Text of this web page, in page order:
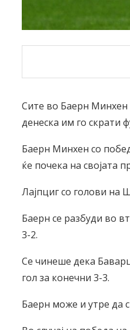
Сите во Баерн Минхен
денеска им го скрати
Баерн Минхен со
ќе почека на својата
Лајпциг со голови
Баерн се разбуди во
3-2.
Се чинеше дека
гол за конечни 3-3.
Баерн може и утре да